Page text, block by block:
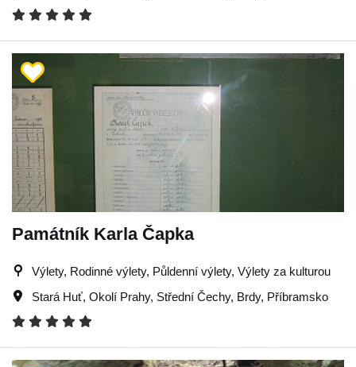
Památník Karla Čapka
Výlety, Rodinné výlety, Půldenní výlety, Výlety za kulturou
Stará Huť, Okolí Prahy, Střední Čechy, Brdy, Příbramsko